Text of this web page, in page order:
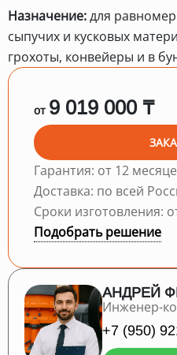
Назначение:для
сыпучих и кусковых
грохоты, конвейеры и в
от 9 019 000 ₸
Гарантия: от 12
Доставка: по всей
Сроки изготовления:
Подобрать решение
АНДРЕЙ
Инженер-
+7 (950)